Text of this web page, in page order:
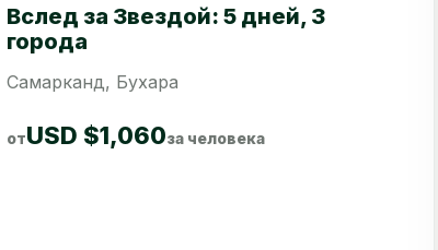
Вслед за Звездой: 5 дней, 3
города
Самарканд, Бухара
отUSD $1,060за человека